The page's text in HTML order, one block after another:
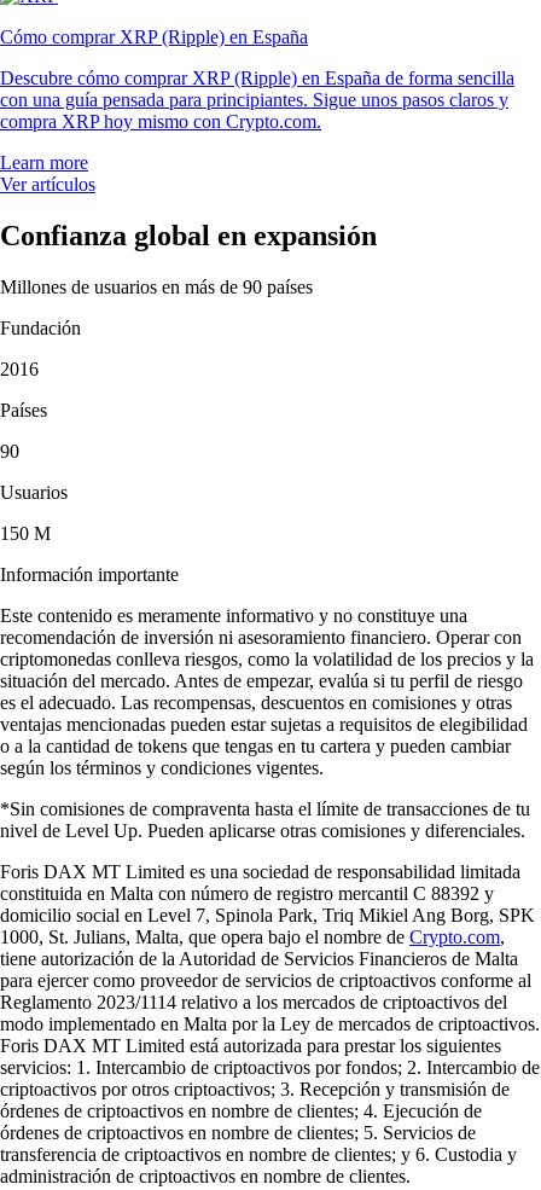
Cómo comprar XRP (Ripple) en España
Descubre cómo comprar XRP (Ripple) en España de forma sencilla
con una guía pensada para principiantes. Sigue unos pasos claros y
compra XRP hoy mismo con Crypto.com.
Learn more
Ver artículos
Confianza global en expansión
Millones de usuarios en más de 90 países
Fundación
2016
Países
90
Usuarios
150 M
Información importante
Este contenido es meramente informativo y no constituye una
recomendación de inversión ni asesoramiento financiero. Operar con
criptomonedas conlleva riesgos, como la volatilidad de los precios y la
situación del mercado. Antes de empezar, evalúa si tu perfil de riesgo
es el adecuado. Las recompensas, descuentos en comisiones y otras
ventajas mencionadas pueden estar sujetas a requisitos de elegibilidad
o a la cantidad de tokens que tengas en tu cartera y pueden cambiar
según los términos y condiciones vigentes.
*Sin comisiones de compraventa hasta el límite de transacciones de tu
nivel de Level Up. Pueden aplicarse otras comisiones y diferenciales.
Foris DAX MT Limited es una sociedad de responsabilidad limitada
constituida en Malta con número de registro mercantil C 88392 y
domicilio social en Level 7, Spinola Park, Triq Mikiel Ang Borg, SPK
1000, St. Julians, Malta, que opera bajo el nombre de Crypto.com,
tiene autorización de la Autoridad de Servicios Financieros de Malta
para ejercer como proveedor de servicios de criptoactivos conforme al
Reglamento 2023/1114 relativo a los mercados de criptoactivos del
modo implementado en Malta por la Ley de mercados de criptoactivos.
Foris DAX MT Limited está autorizada para prestar los siguientes
servicios: 1. Intercambio de criptoactivos por fondos; 2. Intercambio de
criptoactivos por otros criptoactivos; 3. Recepción y transmisión de
órdenes de criptoactivos en nombre de clientes; 4. Ejecución de
órdenes de criptoactivos en nombre de clientes; 5. Servicios de
transferencia de criptoactivos en nombre de clientes; y 6. Custodia y
administración de criptoactivos en nombre de clientes.